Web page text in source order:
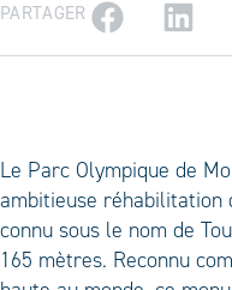
PARTAGER
Le Parc Olympique de
ambitieuse réhabilitation
connu sous le nom de
165 mètres. Reconnu